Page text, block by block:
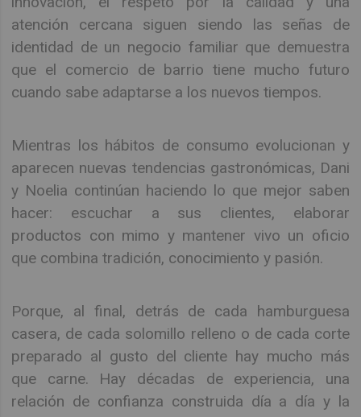
atención cercana siguen siendo las señas de
identidad de un negocio familiar que demuestra
que el comercio de barrio tiene mucho futuro
cuando sabe adaptarse a los nuevos tiempos.
Mientras los hábitos de consumo evolucionan y
aparecen nuevas tendencias gastronómicas, Dani
y Noelia continúan haciendo lo que mejor saben
hacer: escuchar a sus clientes, elaborar
productos con mimo y mantener vivo un oficio
que combina tradición, conocimiento y pasión.
Porque, al final, detrás de cada hamburguesa
casera, de cada solomillo relleno o de cada corte
preparado al gusto del cliente hay mucho más
que carne. Hay décadas de experiencia, una
relación de confianza construida día a día y la